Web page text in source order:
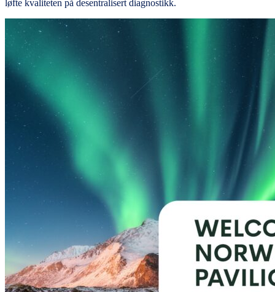
løfte kvaliteten på desentralisert diagnostikk.